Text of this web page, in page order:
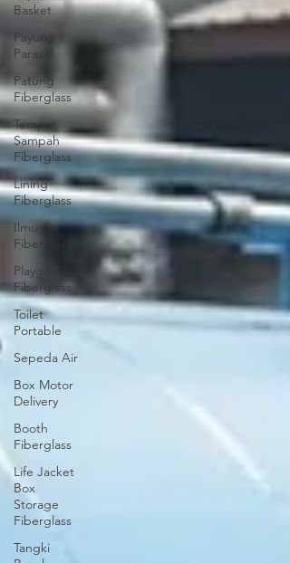
Basket
Payung
Parasol
Patung
Fiberglass
Tempat
Sampah
Fiberglass
Lining
Fiberglass
Ilmu
Fiberglass
Playground
Fiberglass
Toilet
Portable
Sepeda Air
Box Motor
Delivery
Booth
Fiberglass
Life Jacket
Box
Storage
Fiberglass
Tangki